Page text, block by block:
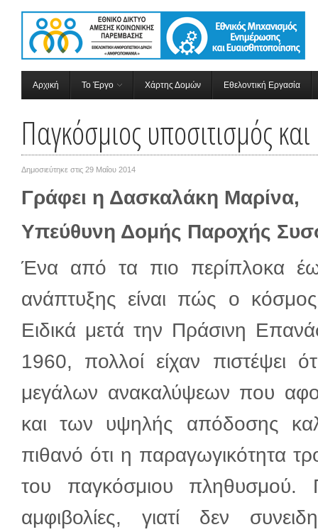
Αρχική Το Έργο Χάρτης Δομών Εθελοντική Εργασία
Παγκόσμιος υποσιτισμός
Δημοσιεύτηκε στις 29 Μαΐου 2014
Γράφει η Δασκαλάκη Μαρίνα,
Υπεύθυνη Δομής Παροχής
Ένα από τα πιο περίπλοκα
ανάπτυξης είναι πώς ο
Ειδικά μετά την Πράσινη
1960, πολλοί είχαν πιστέψει
μεγάλων ανακαλύψεων που
και των υψηλής απόδοσης
πιθανό ότι η παραγωγικότητα
του παγκόσμιου
αμφιβολίες, γιατί δεν